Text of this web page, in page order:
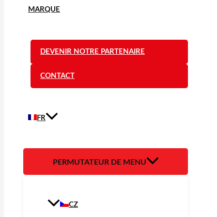
MARQUE
DEVENIR NOTRE PARTENAIRE
CONTACT
FR
PERMUTATEUR DE MENU
CZ